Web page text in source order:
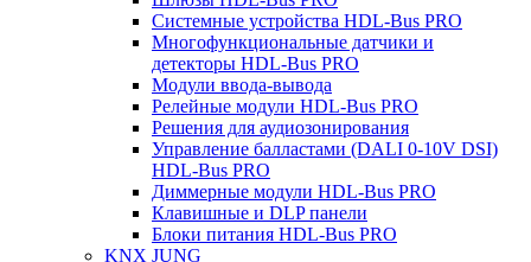
Системные устройства HDL-Bus PRO
Многофункциональные датчики и
детекторы HDL-Bus PRO
Модули ввода-вывода
Релейные модули HDL-Bus PRO
Решения для аудиозонирования
Управление балластами (DALI 0-10V DSI)
HDL-Bus PRO
Диммерные модули HDL-Bus PRO
Клавишные и DLP панели
Блоки питания HDL-Bus PRO
KNX JUNG